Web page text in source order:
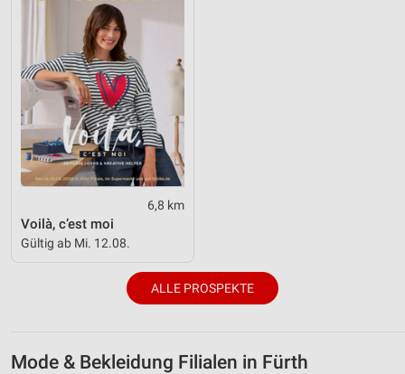
6,8 km
Voilà, c’est moi
Gültig ab Mi. 12.08.
ALLE PROSPEKTE
Mode & Bekleidung Filialen in Fürth